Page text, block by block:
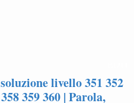
livello 351 352
359 360 | Parola,